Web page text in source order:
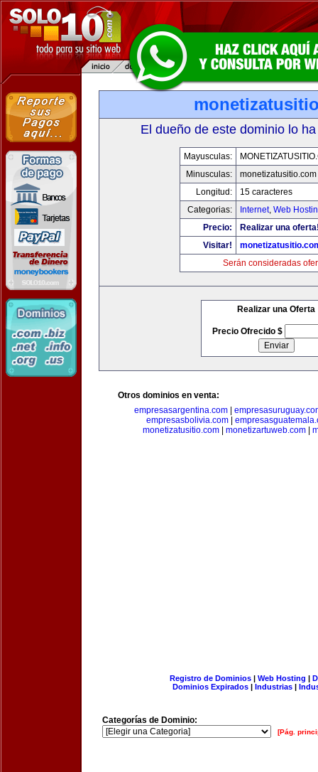
El dueño de este dominio lo
Mayusculas:
Minusculas:
monetizatusitio.com
Longitud:
15 caracteres
Categorias:
Internet, Web
Precio:
Realizar una
Visitar!
Serán consideradas
Realizar una Oferta
Precio Ofrecido $
Otros dominios en venta:
empresasargentina.com|
empresasbolivia.com
monetizatusitio.com
monetizartuweb.com
Registro de Dominios| Web Hosting |
Dominios Expirados | Industrias |
Categorías de Dominio:
[Pág.